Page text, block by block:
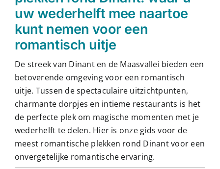
uw wederhelft mee naartoe
kunt nemen voor een
romantisch uitje
De streek van Dinant en de Maasvallei bieden een
betoverende omgeving voor een romantisch
uitje. Tussen de spectaculaire uitzichtpunten,
charmante dorpjes en intieme restaurants is het
de perfecte plek om magische momenten met je
wederhelft te delen. Hier is onze gids voor de
meest romantische plekken rond Dinant voor een
onvergetelijke romantische ervaring.